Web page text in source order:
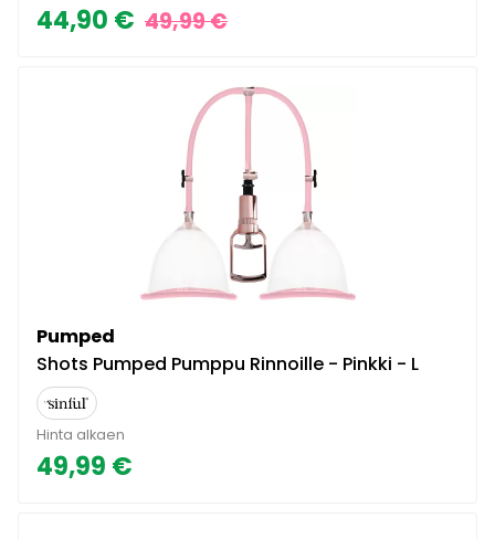
44,90 € 49,99 €
Pumped
Shots Pumped Pumppu Rinnoille - Pinkki - L
Hinta alkaen
49,99 €